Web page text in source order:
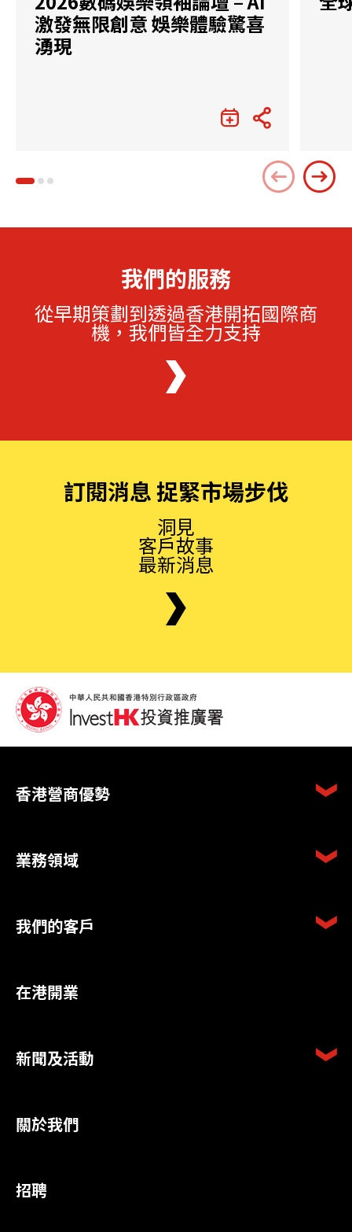
激發無限創意 娛樂體驗驚喜
湧現
我們的服務
從早期策劃到透過香港開拓國際商
機，我們皆全力支持
訂閱消息 捉緊市場步伐
洞見
客戶故事
最新消息
香港營商優勢
業務領域
我們的客戶
在港開業
新聞及活動
關於我們
招聘